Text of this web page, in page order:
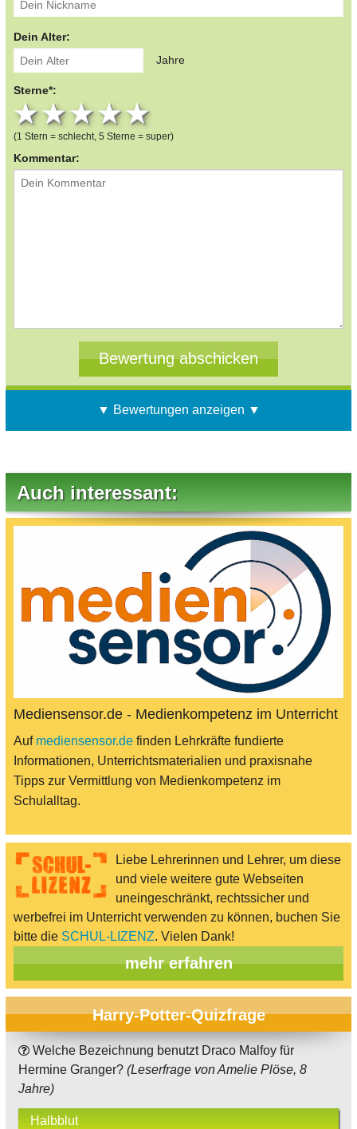
Dein Alter:
Jahre
Sterne*:
4 stars
3 stars
2 stars
1 star
(1 Stern = schlecht, 5 Sterne = super)
Kommentar:
▼ Bewertungen anzeigen ▼
Auch interessant:
Mediensensor.de - Medienkompetenz im Unterricht
Auf mediensensor.de finden Lehrkräfte fundierte
Informationen, Unterrichtsmaterialien und praxisnahe
Tipps zur Vermittlung von Medienkompetenz im
Schulalltag.
Liebe Lehrerinnen und Lehrer, um diese
und viele weitere gute Webseiten
uneingeschränkt, rechtssicher und
werbefrei im Unterricht verwenden zu können, buchen Sie
bitte die SCHUL-LIZENZ. Vielen Dank!
mehr erfahren
Harry-Potter-Quizfrage
Welche Bezeichnung benutzt Draco Malfoy für
Hermine Granger? (Leserfrage von Amelie Plöse, 8
Jahre)
Halbblut